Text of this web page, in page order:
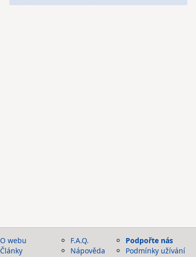
O webu
Články
F.A.Q.
Nápověda
Podpořte nás
Podmínky užívání